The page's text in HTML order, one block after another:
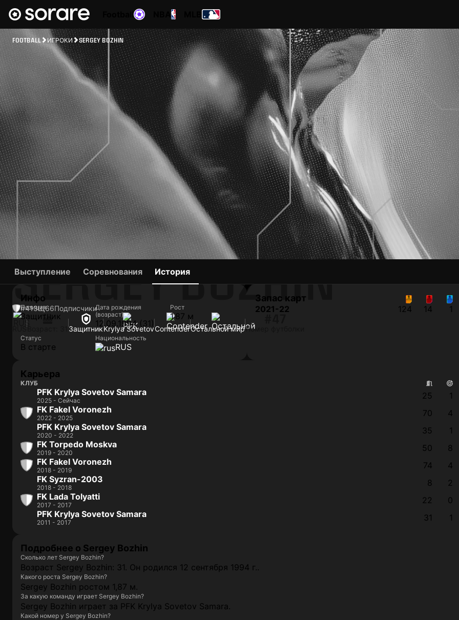
FOOTBALL ИГРОКИ SERGEY BOZHIN
SERGEY BOZHIN
#41ЗЩ66Подписчики
ЗащитникKrylya SovetovContenderОстальной мирНомер футболки
Выступление Соревнования История
Инфо
Позиция
Защитник
Дата рождения
(возраст)
12.09.1994 (31)
Рост
1,87 м
Статус
В старте
Национальность
RUS
Запас карт
2021-22 124 14 1
Карьера
КЛУБ
PFK Krylya Sovetov Samara
2025 - Сейчас 25 1
FK Fakel Voronezh
2022 - 2025 70 4
PFK Krylya Sovetov Samara
2020 - 2022 35 1
FK Torpedo Moskva
2019 - 2020 50 8
FK Fakel Voronezh
2018 - 2019 74 4
FK Syzran-2003
2018 - 2018 8 2
FK Lada Tolyatti
2017 - 2017 22 0
PFK Krylya Sovetov Samara
2011 - 2017 31 1
Подробнее о Sergey Bozhin
Сколько лет Sergey Bozhin?
Возраст Sergey Bozhin: 31. Он родился 12 сентября 1994 г..
Какого роста Sergey Bozhin?
Sergey Bozhin ростом 1,87 м.
За какую команду играет Sergey Bozhin?
Sergey Bozhin играет за PFK Krylya Sovetov Samara.
Какой номер у Sergey Bozhin?